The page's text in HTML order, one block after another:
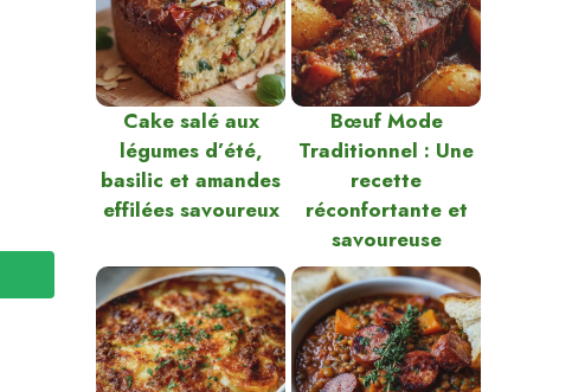
Cake salé aux
légumes d’été,
basilic et amandes
effilées savoureux
Bœuf Mode
Traditionnel : Une
recette
réconfortante et
savoureuse